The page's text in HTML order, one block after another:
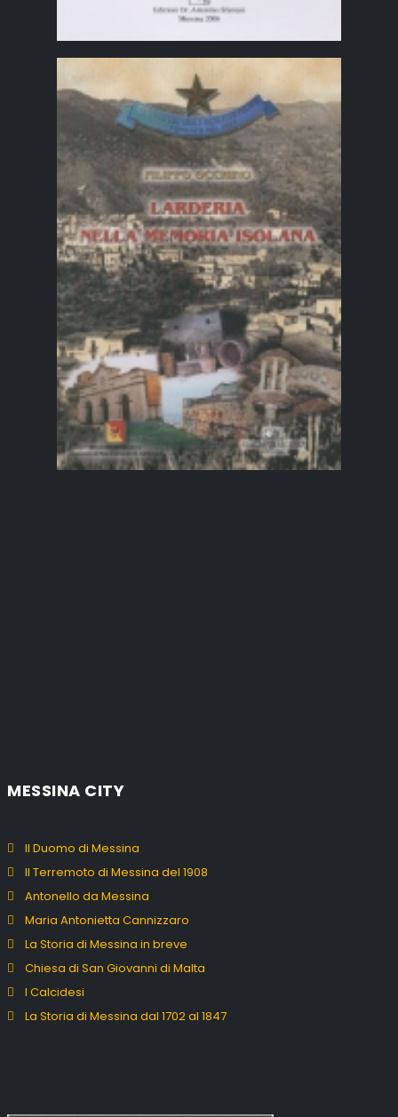
MESSINA CITY
Il Duomo di Messina
Il Terremoto di Messina del 1908
Antonello da Messina
Maria Antonietta Cannizzaro
La Storia di Messina in breve
Chiesa di San Giovanni di Malta
I Calcidesi
La Storia di Messina dal 1702 al 1847